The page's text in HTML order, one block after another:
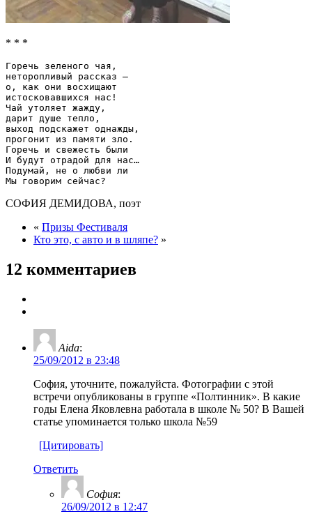
* * *
Горечь зеленого чая,
неторопливый рассказ –
о, как они восхищают
истосковавшихся нас!
Чай утоляет жажду,
дарит душе тепло,
выход подскажет однажды,
прогонит из памяти зло.
Горечь и свежесть были
И будут отрадой для нас…
Подумай, не о любви ли
СОФИЯ ДЕМИДОВА, поэт
« Призы Фестиваля
Кто это, с авто и в шляпе? »
12 комментариев
Aida:
25/09/2012 в 23:48
София, уточните, пожалуйста. Фотографии с этой
встречи опубликованы в группе «Полтинник». В какие
годы Елена Яковлевна работала в школе № 50? В Вашей
статье упоминается только школа №59
[Цитировать]
Ответить
София:
26/09/2012 в 12:47